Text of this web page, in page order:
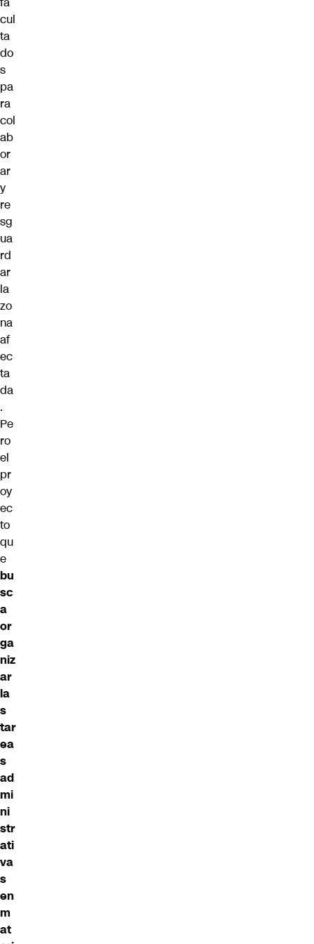
cul
ta
do
s
pa
ra
col
ab
or
ar
y
re
sg
ua
rd
ar
la
zo
na
af
ec
ta
da
.
Pe
ro
el
pr
oy
ec
to
qu
e
bu
sc
a
or
ga
niz
ar
la
s
tar
ea
s
ad
mi
ni
str
ati
va
s
en
m
at